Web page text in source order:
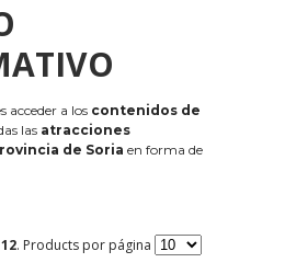
acceder a los contenidos de
las atracciones
de Soria en forma de
12. Products por página